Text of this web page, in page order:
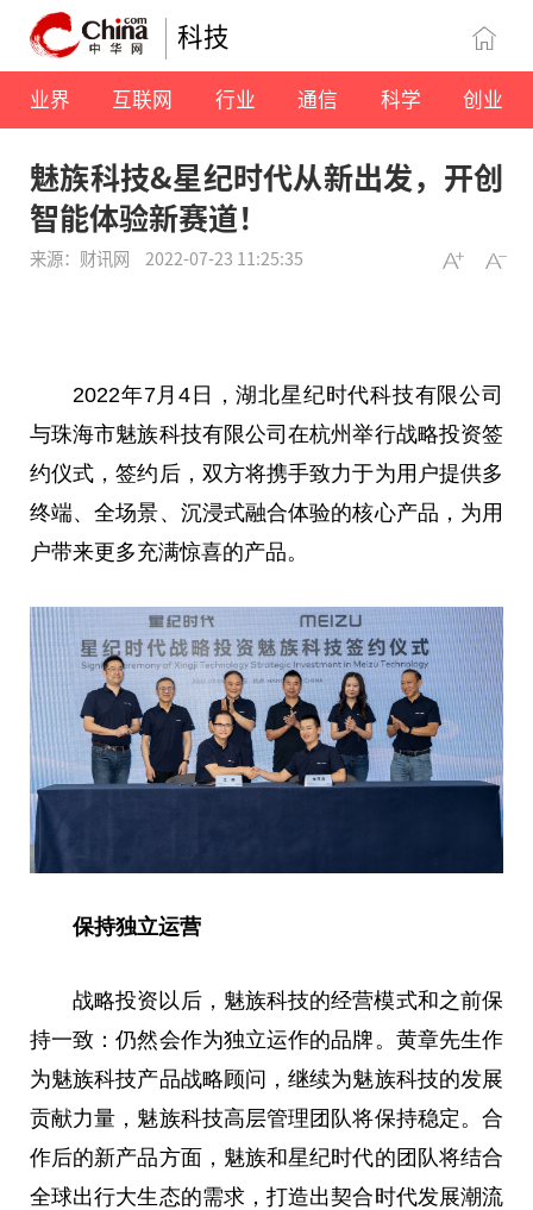
科技
业界 互联网 行业 通信 科学 创业
魅族科技&星纪时代从新出发，开创
智能体验新赛道！
来源：财讯网 2022-07-23 11:25:35
2022年7月4日，湖北星纪时代科技有限公司
与珠海市魅族科技有限公司在杭州举行战略投资签
约仪式，签约后，双方将携手致力于为用户提供多
终端、全场景、沉浸式融合体验的核心产品，为用
户带来更多充满惊喜的产品。
保持独立运营
战略投资以后，魅族科技的经营模式和之前保
持一致：仍然会作为独立运作的品牌。黄章先生作
为魅族科技产品战略顾问，继续为魅族科技的发展
贡献力量，魅族科技高层管理团队将保持稳定。合
作后的新产品方面，魅族和星纪时代的团队将结合
全球出行大生态的需求，打造出契合时代发展潮流